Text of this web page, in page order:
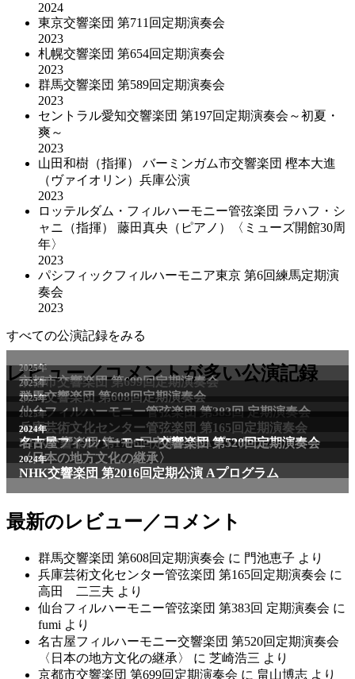
2024
東京交響楽団 第711回定期演奏会
2023
札幌交響楽団 第654回定期演奏会
2023
群馬交響楽団 第589回定期演奏会
2023
セントラル愛知交響楽団 第197回定期演奏会～初夏・
爽～
2023
山田和樹（指揮） バーミンガム市交響楽団 樫本大進
（ヴァイオリン）兵庫公演
2023
ロッテルダム・フィルハーモニー管弦楽団 ラハフ・シ
ャニ（指揮） 藤田真央（ピアノ）〈ミューズ開館30周
年〉
2023
パシフィックフィルハーモニア東京 第6回練馬定期演
奏会
2023
すべての公演記録をみる
レビュー／コメントが多い公演記録
2025年
京都市交響楽団 第699回定期演奏会
2025年
群馬交響楽団 第608回定期演奏会
2025年
仙台フィルハーモニー管弦楽団 第383回 定期演奏会
2025年
兵庫芸術文化センター管弦楽団 第165回定期演奏会
2011年
NHK交響楽団 第1706回定期公演Aプログラム
2024年
名古屋フィルハーモニー交響楽団 第520回定期演奏会
〈日本の地方文化の継承〉
2024年
NHK交響楽団 第2016回定期公演 Aプログラム
最新のレビュー／コメント
群馬交響楽団 第608回定期演奏会 に 門池恵子 より
兵庫芸術文化センター管弦楽団 第165回定期演奏会 に
高田 二三夫 より
仙台フィルハーモニー管弦楽団 第383回 定期演奏会 に
fumi より
名古屋フィルハーモニー交響楽団 第520回定期演奏会
〈日本の地方文化の継承〉
に 芝崎浩三 より
京都市交響楽団 第699回定期演奏会 に 畠山博志 より